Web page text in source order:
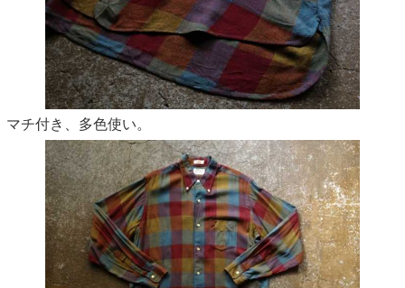
マチ付き、多色使い。